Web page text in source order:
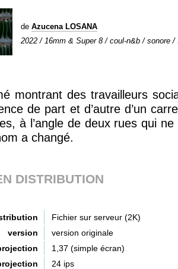
de Azucena LOSANA
2022 / 16mm & Super 8 / coul-n&b / sonore /
montrant des travailleurs
de part et d’autre d’un
à l’angle de deux rues qui
a changé.
DISTRIBUTION
Fichier sur serveur (2K)
version
version originale
1,37 (simple écran)
24 ips